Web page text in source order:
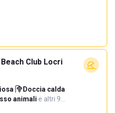
Beach Club Locri
· Doccia calda·
animali·e altri 9…